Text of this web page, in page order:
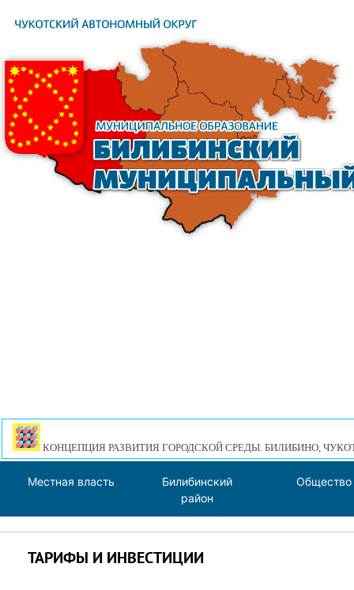
КОНЦЕПЦИЯ РАЗВИТИЯ ГОРОДСКОЙ СРЕДЫ. БИЛИБИНО,
Местная власть
Билибинский
район
Общество
ТАРИФЫ И ИНВЕСТИЦИИ